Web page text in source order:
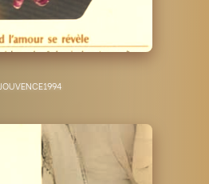
JOUVENCE1994